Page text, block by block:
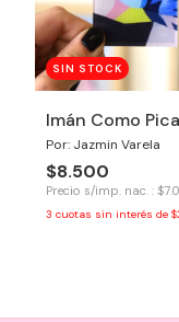
SIN STOCK
Imán Como
Por: Jazmin Varela
$8.500
Precio s/imp. nac. :
3 cuotas sin interés de